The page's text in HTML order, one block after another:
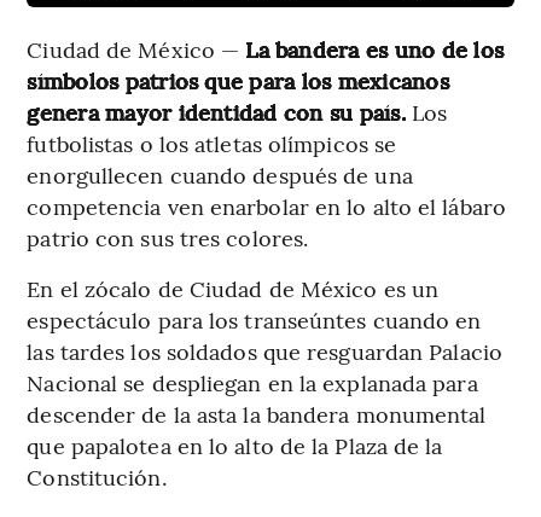
Ciudad de México — La bandera es uno de los
símbolos patrios que para los mexicanos
genera mayor identidad con su país.Los
futbolistas o los atletas olímpicos se
enorgullecen cuando después de una
competencia ven enarbolar en lo alto el lábaro
patrio con sus tres colores.
En el zócalo de Ciudad de México es un
espectáculo para los transeúntes cuando en
las tardes los soldados que resguardan Palacio
Nacional se despliegan en la explanada para
descender de la asta la bandera monumental
que papalotea en lo alto de la Plaza de la
Constitución.